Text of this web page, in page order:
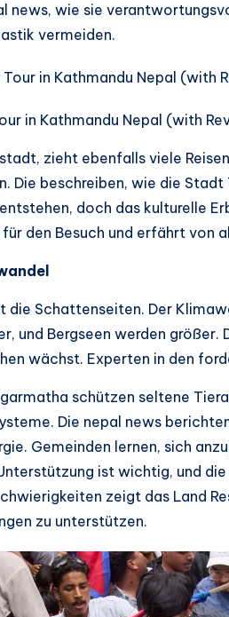
news, wie sie
vermeiden.
in Kathmandu Nepal (with
zieht ebenfalls viele
Die beschreiben, wie die
doch das kulturelle
den Besuch und erfährt von
die Schattenseiten. Der
und Bergseen werden größer.
wächst. Experten in den
schützen seltene
Die nepal news
Gemeinden lernen, sich
ist wichtig, und
zeigt das Land
zu unterstützen.